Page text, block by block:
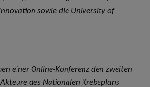
sowie die University of
einer Online-Konferenz den zweiten
des Nationalen Krebsplans